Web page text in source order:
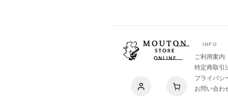
INFO
ご利用案内
特定商取引
プライバシ
お問い合わ